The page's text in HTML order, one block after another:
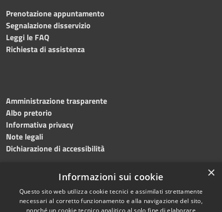
Prenotazione appuntamento
Segnalazione disservizio
Leggi le FAQ
Richiesta di assistenza
Amministrazione trasparente
Albo pretorio
Informativa privacy
Note legali
Dichiarazione di accessibilità
RSS
Accessibilità
Copyright © 2024 •
Comune diGrottaminarda
×
Informazioni sui cookie
Questo sito web utilizza cookie tecnici e assimilati strettamente
necessari al corretto funzionamento e alla navigazione del sito,
nonché un cookie tecnico analitico al solo fine di elaborare